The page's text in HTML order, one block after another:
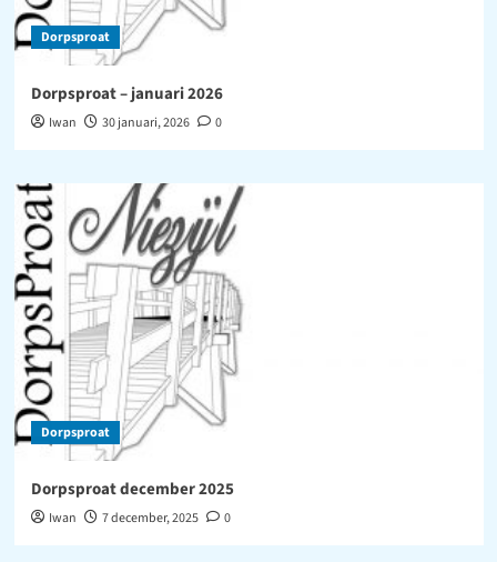
Dorpsproat
Dorpsproat – januari 2026
Iwan 30 januari, 2026 0
Dorpsproat
Dorpsproat december 2025
Iwan 7 december, 2025 0